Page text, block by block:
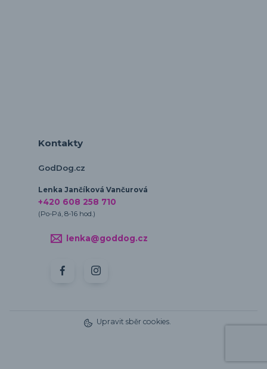
Kontakty
GodDog.cz
Lenka Jančíková Vančurová
+420 608 258 710
(Po-Pá, 8-16 hod.)
lenka@goddog.cz
Upravit sběr cookies.